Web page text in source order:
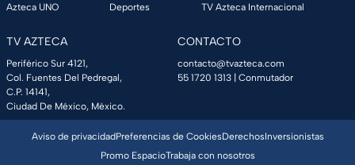
Azteca UNO
Deportes
TV Azteca Internacional
TV AZTECA
Periférico Sur 4121,
Col. Fuentes Del Pedregal,
C.P. 14141,
Ciudad De México, México.
CONTACTO
contacto@tvazteca.com
55 1720 1313 | Conmutador
Aviso de privacidadPreferencias de CookiesDerechosInversionistas
Promo EspacioTrabaja con nosotros